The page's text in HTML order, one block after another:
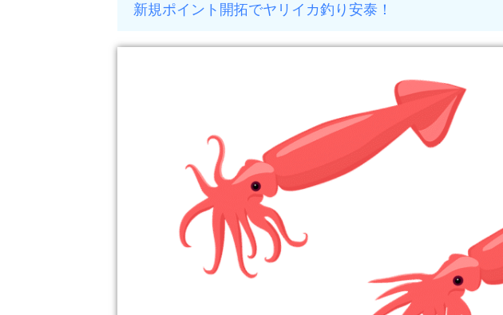
新規ポイント開拓でヤリイカ釣り安泰！